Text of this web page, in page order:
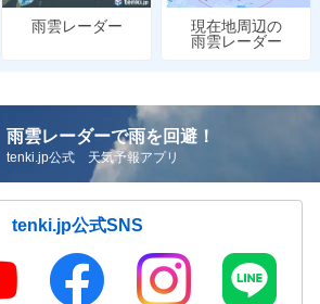
雨雲レーダー
現在地周辺の
雨雲レーダー
雨雲レーダーで雨を回避！
tenki.jp公式 天気予報アプリ
tenki.jp公式SNS